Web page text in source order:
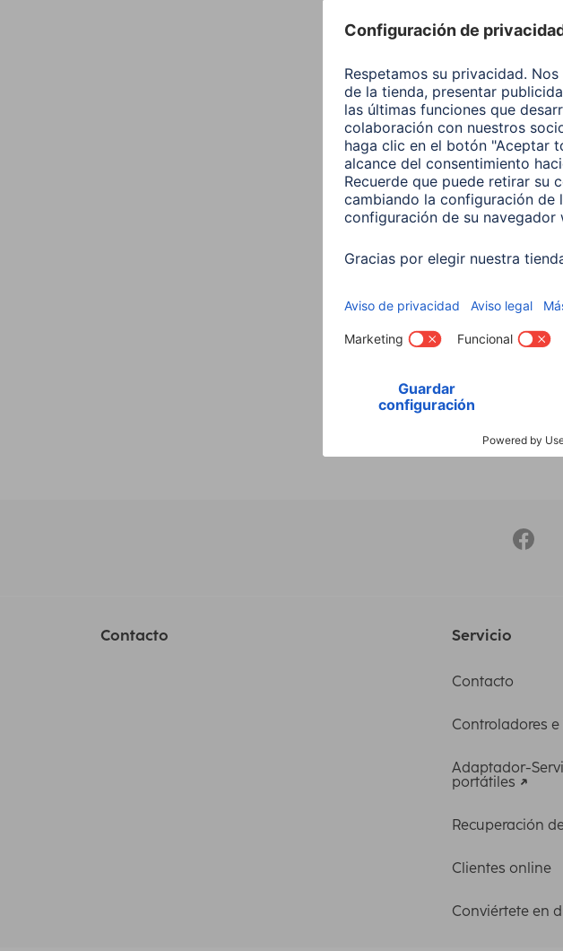
Hama Lámpara LED WLAN
Vela, Para control por voz
00176599
9,99 EUR
Contacto Servicio
Contacto
Controladores
Adaptador-
portátiles
Recuperación
Clientes online
Conviértete en